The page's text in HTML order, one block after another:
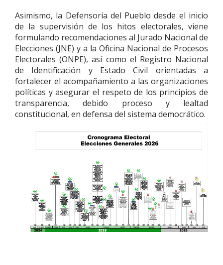
Asimismo, la Defensoría del Pueblo desde el inicio
de la supervisión de los hitos electorales, viene
formulando recomendaciones al Jurado Nacional de
Elecciones (JNE) y a la Oficina Nacional de Procesos
Electorales (ONPE), así como el Registro Nacional
de Identificación y Estado Civil orientadas a
fortalecer el acompañamiento a las organizaciones
políticas y asegurar el respeto de los principios de
transparencia, debido proceso y lealtad
constitucional, en defensa del sistema democrático.